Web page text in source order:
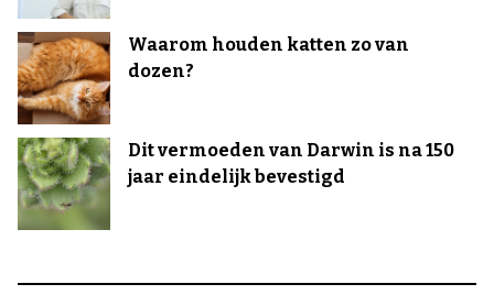
Waarom houden katten zo van
dozen?
Dit vermoeden van Darwin is na 150
jaar eindelijk bevestigd